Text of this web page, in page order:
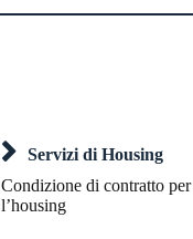
Servizi di Housing
Condizione di contratto per
l’housing